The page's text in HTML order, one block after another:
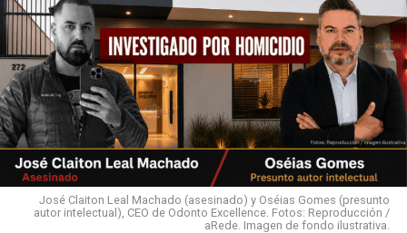
José Claiton Leal Machado (asesinado) y Oséias Gomes (presunto
autor intelectual), CEO de Odonto Excellence. Fotos: Reproducción /
aRede. Imagen de fondo ilustrativa.